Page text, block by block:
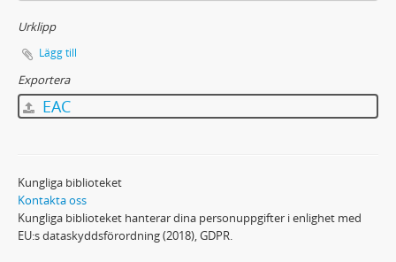
Urklipp
Lägg till
Exportera
EAC
Kungliga biblioteket
Kontakta oss
Kungliga biblioteket hanterar dina personuppgifter i enlighet med
EU:s dataskyddsförordning (2018), GDPR.